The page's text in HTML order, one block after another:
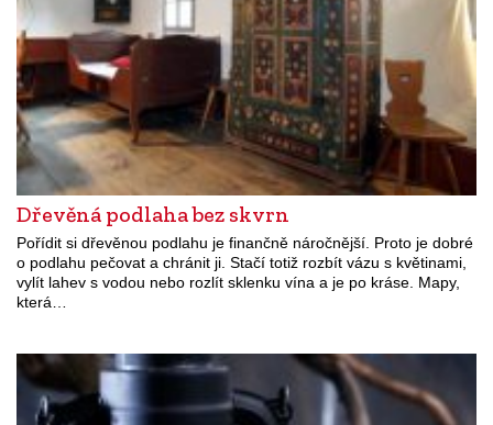
Dřevěná podlaha bez skvrn
Pořídit si dřevěnou podlahu je finančně náročnější. Proto je dobré
o podlahu pečovat a chránit ji. Stačí totiž rozbít vázu s květinami,
vylít lahev s vodou nebo rozlít sklenku vína a je po kráse. Mapy,
která…